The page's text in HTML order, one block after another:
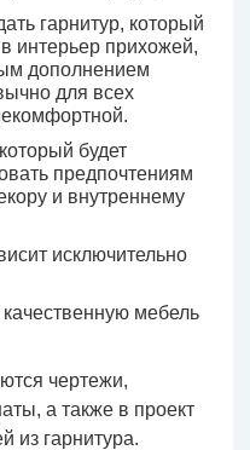
гарнитур, который
интерьер прихожей,
дополнением
для всех
будет
предпочтениям
и внутреннему
исключительно
качественную мебель
чертежи,
а также в проект
из гарнитура.